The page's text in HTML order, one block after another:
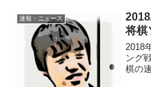
速報・ニュース
将棋
2018
ング
棋の